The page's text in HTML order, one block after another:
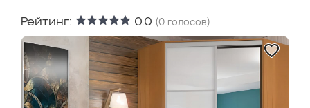
Рейтинг: 0.0 (0 голосов)